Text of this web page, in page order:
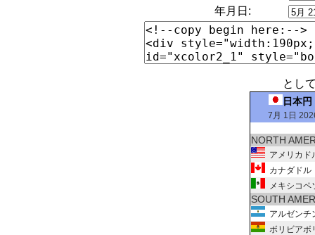
年月日:
とし
日本
7月 1日
NORTH
アメリカド
カナダドル
メキシコペ
SOUTH
アルゼンチ
ボリビアボ